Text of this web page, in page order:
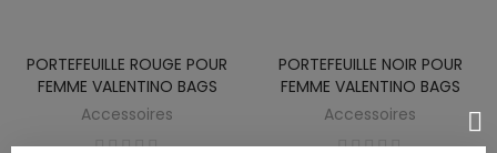
PORTEFEUILLE ROUGE POUR
FEMME VALENTINO BAGS
Accessoires
PORTEFEUILLE NOIR POUR
FEMME VALENTINO BAGS
Accessoires